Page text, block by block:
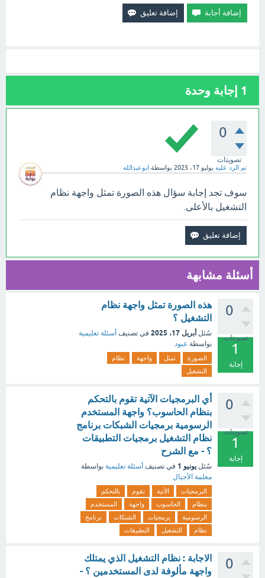
1 إجابة وحدة
0
تصويتات
تم الرد عليه يوليو 17، 2025 بواسطة ابوعبدالله
سوف تجد إجابة سؤال هذه الصورة تمثل واجهة نظام
التشغيل بالأعلى.
أسئلة مشابهة
0
تصويتات
1
إجابة
هذه الصورة تمثل واجهة نظام
التشغيل ؟
سُئل أبريل 17، 2025 في تصنيف أسئلة تعليمية
بواسطة عبود
الصورة تمثل واجهة
نظام
التشغيل
0
تصويتات
1
إجابة
أي البرمجيات الآتية تقوم بالتحكم
بنظام الحاسوب؟ واجهة المستخدم
الرسومية برمجيات الشبكات برنامج
نظام التشغيل برمجيات التطبيقات
؟ - مع الشرح
سُئل يونيو 1 في تصنيف أسئلة تعليمية بواسطة
معلمة الأجيال
البرمجيات الآتية تقوم
بالتحكم
بنظام
الحاسوب واجهة
المستخدم
الرسومية
برمجيات الشبكات
برنامج
نظام
التشغيل التطبيقات
0
الاجابة : نظام التشغيل الذي يمتلك
واجهة مألوفة لدى المستخدمين ؟ -